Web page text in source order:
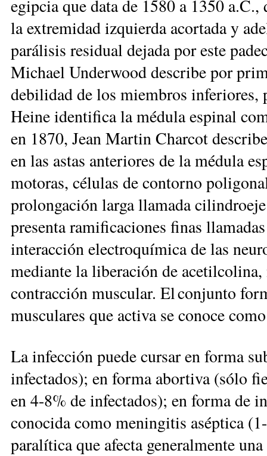
egipcia que data de 1580 a 1350
la extremidad izquierda acortada y
parálisis residual dejada por este
Michael Underwood describe por
debilidad de los miembros inferiores,
Heine identifica la médula espinal
en 1870, Jean Martin Charcot
en las astas anteriores de la médula
motoras, células de contorno
prolongación larga llamada
presenta ramificaciones finas
interacción electroquímica de las
mediante la liberación de
contracción muscular. El conjunto
musculares que activa se conoce
La infección puede cursar en forma
infectados); en forma abortiva (sólo
en 4-8% de infectados); en forma de
conocida como meningitis aséptica
paralítica que afecta generalmente